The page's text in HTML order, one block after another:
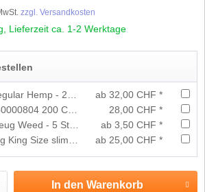
zzgl. Versandkosten
Lieferzeit ca. 1-2 Werktage
ab 32,00 CHF *
28,00 CHF *
ab 3,50 CHF *
ab 25,00 CHF *
In den Warenkorb